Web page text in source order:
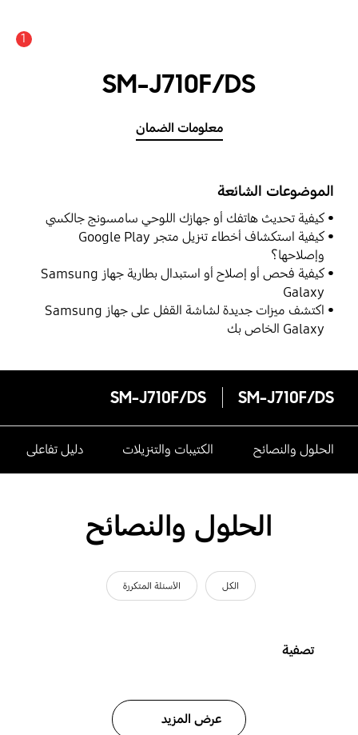
1
SM-J710F/DS
معلومات الضمان
الموضوعات الشائعة
كيفية تحديث هاتفك أو جهازك اللوحي سامسونج جالكسي
كيفية استكشاف أخطاء تنزيل متجر Google Play
وإصلاحها؟
كيفية فحص أو إصلاح أو استبدال بطارية جهاز Samsung
Galaxy
اكتشف ميزات جديدة لشاشة القفل على جهاز Samsung
Galaxy الخاص بك
SM-J710F/DS
SM-J710F/DS
الحلول والنصائح الكتيبات والتنزيلات دليل تفاعلى
الحلول والنصائح
الكل الأسئلة المتكررة
تصفية
عرض المزيد